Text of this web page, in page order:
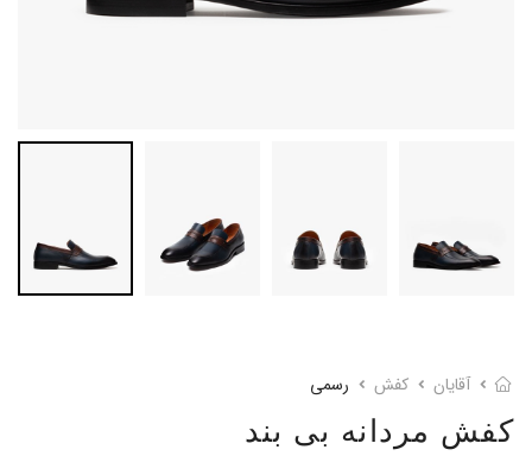
آقایان کفش رسمی
کفش مردانه بی بند